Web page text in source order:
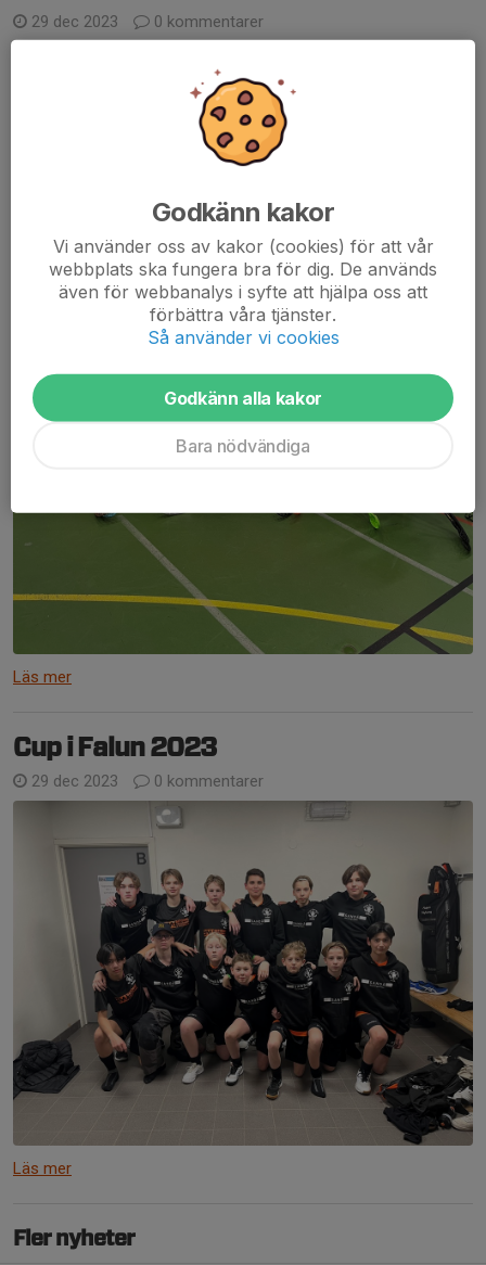
29 dec 2023 0 kommentarer
Läs mer
Cup i Falun 2023
29 dec 2023 0 kommentarer
Läs mer
Fler nyheter
Godkänn kakor
Vi använder oss av kakor (cookies) för att vår
webbplats ska fungera bra för dig. De används
även för webbanalys i syfte att hjälpa oss att
förbättra våra tjänster.
Så använder vi cookies
Godkänn alla kakor
Bara nödvändiga